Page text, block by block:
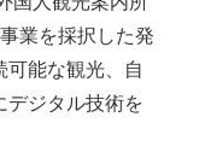
業を採択した発
可能な観光、自
デジタル技術を